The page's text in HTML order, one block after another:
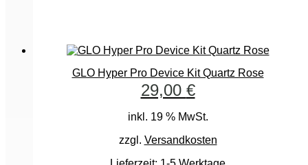
GLO Hyper Pro Device Kit Quartz Rose
29,00 €
inkl. 19 % MwSt.
zzgl. Versandkosten